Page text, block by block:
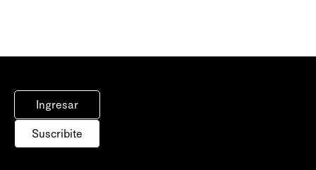
Ingresar
Suscribite